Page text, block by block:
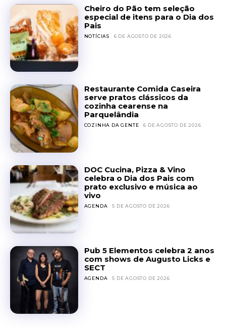
Cheiro do Pão tem seleção
especial de itens para o Dia dos
Pais
NOTÍCIAS 6 DE AGOSTO DE 2026
Restaurante Comida Caseira
serve pratos clássicos da
cozinha cearense na
Parquelândia
COZINHA DA GENTE 6 DE AGOSTO DE 2026
DOC Cucina, Pizza & Vino
celebra o Dia dos Pais com
prato exclusivo e música ao
vivo
AGENDA 5 DE AGOSTO DE 2026
Pub 5 Elementos celebra 2 anos
com shows de Augusto Licks e
SECT
AGENDA 5 DE AGOSTO DE 2026